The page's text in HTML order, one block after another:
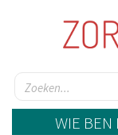
WIE BEN